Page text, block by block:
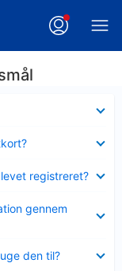
registreret?
gennem
den til?